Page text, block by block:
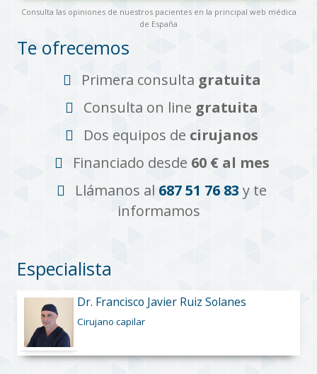
Consulta las opiniones de nuestros pacientes en la principal web médica
de España
Te ofrecemos
Primera consulta gratuita
Consulta on line gratuita
Dos equipos de cirujanos
Financiado desde 60 € al mes
Llámanos al 687 51 76 83 y te
informamos
Especialista
Dr. Francisco Javier Ruiz Solanes
Cirujano capilar